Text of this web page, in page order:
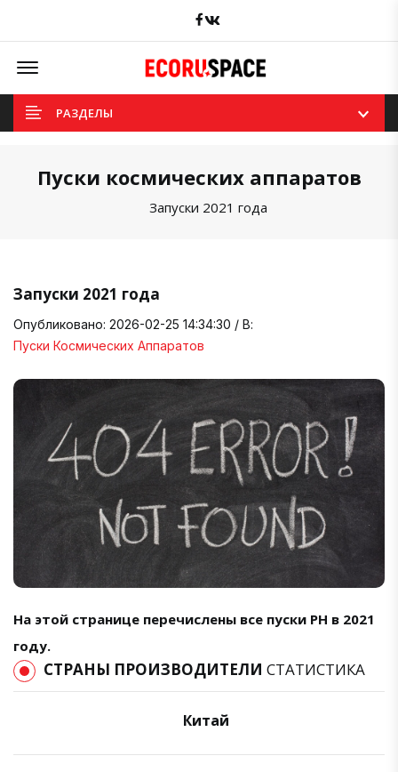
Facebook
Offcanvas Menu Open
РАЗДЕЛЫ
Пуски космических аппаратов
Запуски 2021 года
Запуски 2021 года
Опубликовано: 2026-02-25 14:34:30 / В:
Пуски Космических Аппаратов
На этой странице перечислены все пуски РН в 2021
году.
СТРАНЫ ПРОИЗВОДИТЕЛИ СТАТИСТИКА
Китай